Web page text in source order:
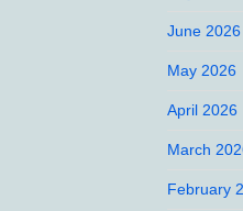
June 2026
May 2026
April 2026
March
February